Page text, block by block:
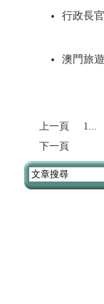
行政長
澳門旅
上一頁 1...
下一頁